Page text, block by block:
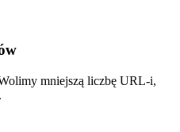
mniejszą liczbę URL-i,